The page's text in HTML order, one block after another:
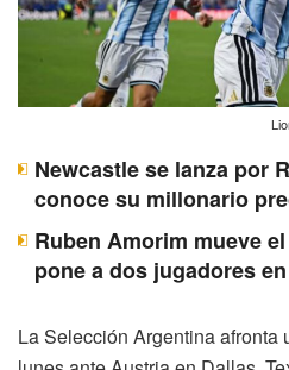
Newcastle se lanza por
conoce su millonario
Ruben Amorim mueve
pone a dos jugadores
La Selección Argentina afronta